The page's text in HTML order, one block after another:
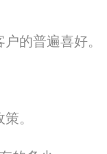
的普遍喜好。
。